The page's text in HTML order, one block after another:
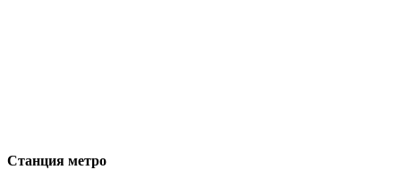
Станция метро